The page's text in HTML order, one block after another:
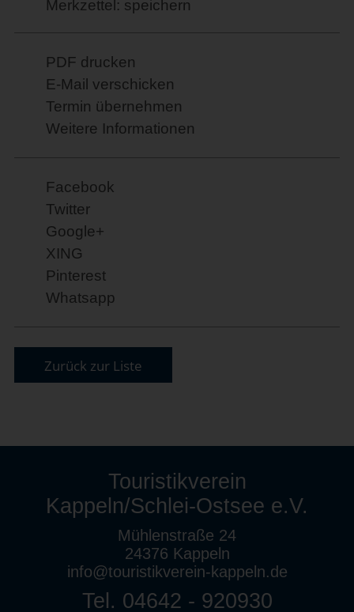
Merkzettel: speichern
PDF drucken
E-Mail verschicken
Termin übernehmen
Weitere Informationen
Facebook
Twitter
Google+
XING
Pinterest
Whatsapp
Zurück zur Liste
Touristikverein
Kappeln/Schlei-Ostsee e.V.
Mühlenstraße 24
24376 Kappeln
info@touristikverein-kappeln.de
Tel. 04642 - 920930